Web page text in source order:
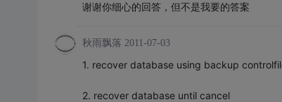
谢谢你细心的回答，但不是我要的答案
秋雨飘落 2011-07-03
1. recover database using backup
2. recover database until cancel